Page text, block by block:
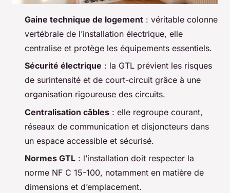
Gaine technique de logement : véritable colonne
vertébrale de l’installation électrique, elle
centralise et protège les équipements essentiels.
Sécurité électrique : la GTL prévient les risques
de surintensité et de court-circuit grâce à une
organisation rigoureuse des circuits.
Centralisation câbles : elle regroupe courant,
réseaux de communication et disjoncteurs dans
un espace accessible et sécurisé.
Normes GTL : l’installation doit respecter la
norme NF C 15-100, notamment en matière de
dimensions et d’emplacement.